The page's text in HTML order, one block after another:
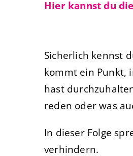
Hier kannst du
Sicherlich kennst
kommt ein Punkt,
hast
reden oder was
In dieser Folge
verhindern.